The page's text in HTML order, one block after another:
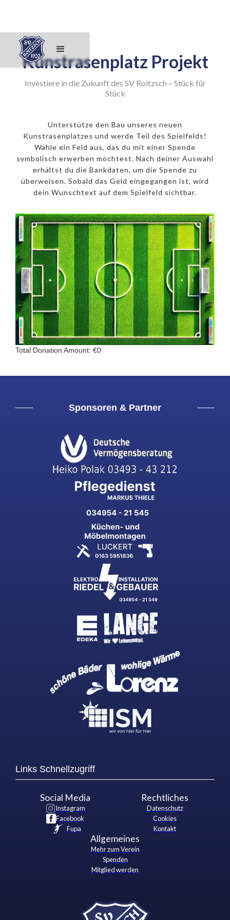
Kunstrasenplatz Projekt
Investiere in die Zukunft des SV Roitzsch – Stück für
Stück
Unterstütze den Bau unseres neuen
Kunstrasenplatzes und werde Teil des Spielfelds!
Wähle ein Feld aus, das du mit einer Spende
symbolisch erwerben möchtest. Nach deiner Auswahl
erhältst du die Bankdaten, um die Spende zu
überweisen. Sobald das Geld eingegangen ist, wird
dein Wunschtext auf dem Spielfeld sichtbar.
Total Donation Amount: €0
Sponsoren & Partner
Links Schnellzugriff
Social Media
Instagram
Facebook
Fupa
Rechtliches
Datenschutz
Cookies
Kontakt
Allgemeines
Mehr zum Verein
Spenden
Mitglied werden